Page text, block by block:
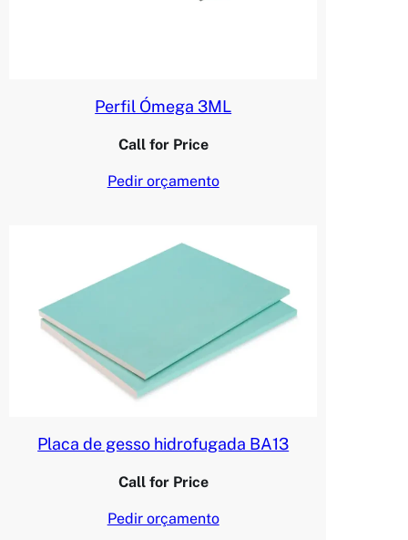
Perfil Ómega 3ML
Call for Price
Pedir orçamento
Placa de gesso hidrofugada BA13
Call for Price
Pedir orçamento